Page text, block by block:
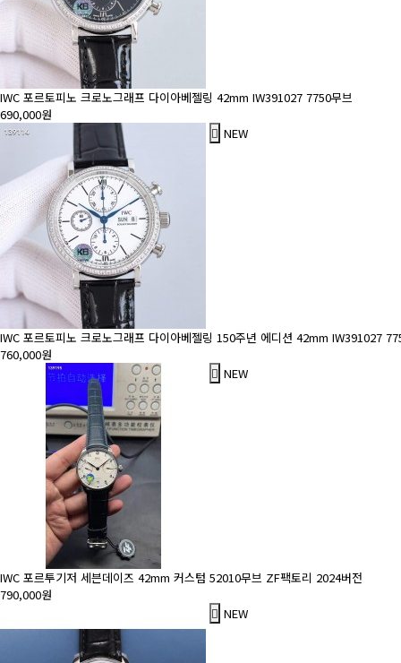
IWC 포르토피노 크로노그래프 다이아베젤링 42mm IW391027 7750무브
690,000원
NEW
IWC 포르토피노 크로노그래프 다이아베젤링 150주년 에디션 42mm IW391027
760,000원
NEW
IWC 포르투기저 세븐데이즈 42mm 커스텀 52010무브 ZF팩토리 2024버전
790,000원
NEW